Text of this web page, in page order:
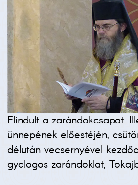
Elindult a zarándokcsapat.
ünnepének előestéjén,
délután vecsernyével
gyalogos zarándoklat,